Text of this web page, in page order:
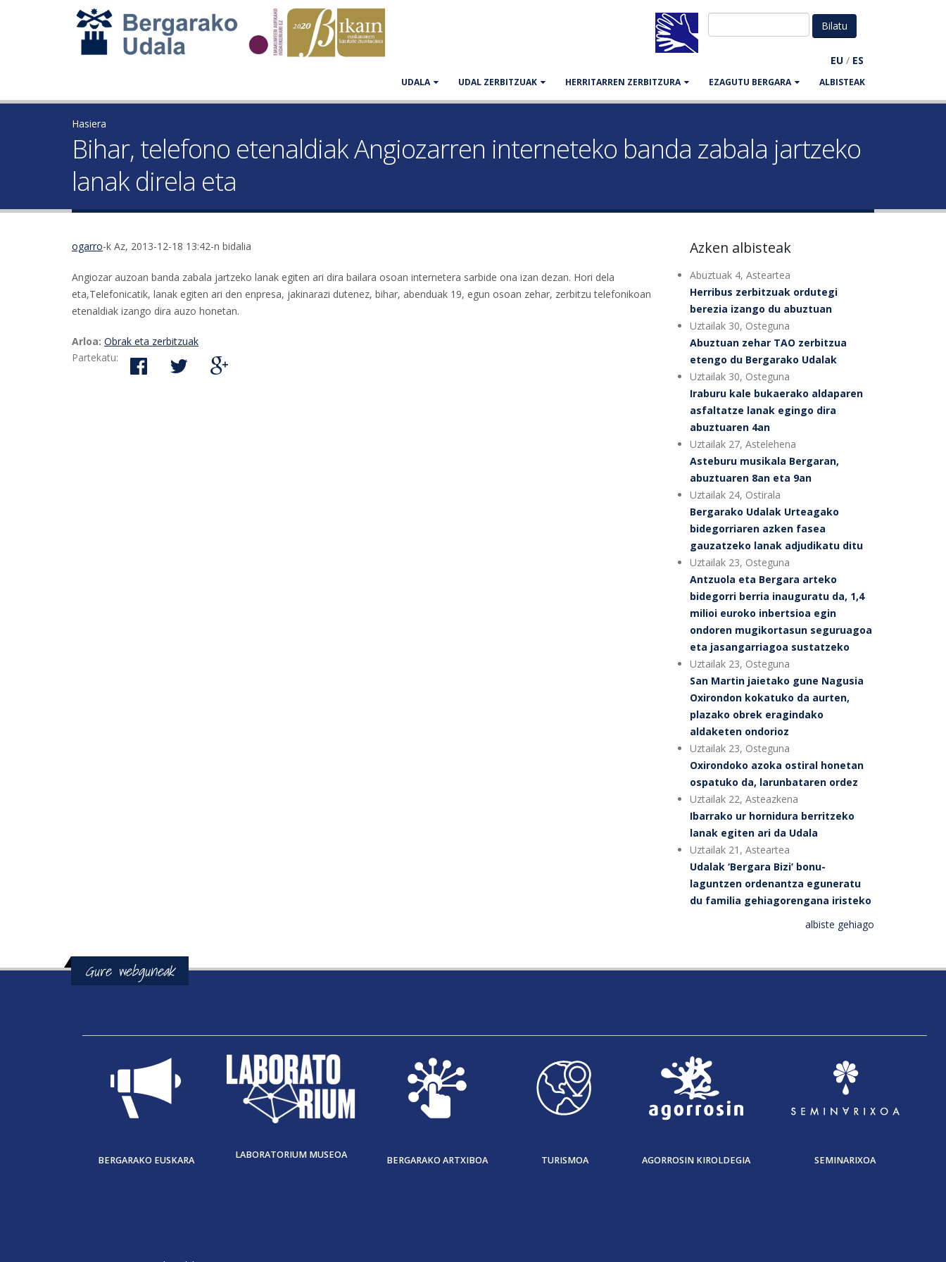
EU / ES
UDALA UDAL ZERBITZUAK HERRITARREN ZERBITZURA EZAGUTU BERGARA ALBISTEAK
Hasiera
Bihar, telefono etenaldiak Angiozarren interneteko banda zabala jartzeko
lanak direla eta
ogarro-k Az, 2013-12-18 13:42-n bidalia
Angiozar auzoan banda zabala jartzeko lanak egiten ari dira bailara osoan internetera sarbide ona izan dezan. Hori dela
eta,Telefonicatik, lanak egiten ari den enpresa, jakinarazi dutenez, bihar, abenduak 19, egun osoan zehar, zerbitzu telefonikoan
etenaldiak izango dira auzo honetan.
Arloa: Obrak eta zerbitzuak
Partekatu:
Azken albisteak
Abuztuak 4, Asteartea
Herribus zerbitzuak ordutegi
berezia izango du abuztuan
Uztailak 30, Osteguna
Abuztuan zehar TAO zerbitzua
etengo du Bergarako Udalak
Uztailak 30, Osteguna
Iraburu kale bukaerako aldaparen
asfaltatze lanak egingo dira
abuztuaren 4an
Uztailak 27, Astelehena
Asteburu musikala Bergaran,
abuztuaren 8an eta 9an
Uztailak 24, Ostirala
Bergarako Udalak Urteagako
bidegorriaren azken fasea
gauzatzeko lanak adjudikatu ditu
Uztailak 23, Osteguna
Antzuola eta Bergara arteko
bidegorri berria inauguratu da, 1,4
milioi euroko inbertsioa egin
ondoren mugikortasun seguruagoa
eta jasangarriagoa sustatzeko
Uztailak 23, Osteguna
San Martin jaietako gune Nagusia
Oxirondon kokatuko da aurten,
plazako obrek eragindako
aldaketen ondorioz
Uztailak 23, Osteguna
Oxirondoko azoka ostiral honetan
ospatuko da, larunbataren ordez
Uztailak 22, Asteazkena
Ibarrako ur hornidura berritzeko
lanak egiten ari da Udala
Uztailak 21, Asteartea
Udalak ‘Bergara Bizi’ bonu-
laguntzen ordenantza eguneratu
du familia gehiagorengana iristeko
albiste gehiago
Gure webguneak
BERGARAKO EUSKARA LABORATORIUM MUSEOA BERGARAKO ARTXIBOA TURISMOA AGORROSIN KIROLDEGIA SEMINARIXOA